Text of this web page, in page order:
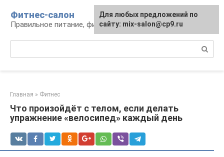
контенту
Фитнес-салон
Правильное питание, фитнес, образ жизни
Главная » Фитнес
Что произойдёт с телом, если делать
упражнение «велосипед» каждый день
Для любых предложений по
сайту: mix-salon@cp9.ru